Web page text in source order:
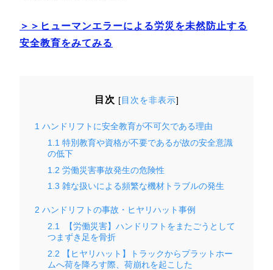
＞＞ヒューマンエラーによる労災を未然防止する
安全教育をみてみる
目次 [目次を非表示]
1 ハンドリフトに安全教育が不可欠である理由
1.1 特別教育や資格が不要であるが故の安全意識
の低下
1.2 労働災害事故発生の危険性
1.3 雑な扱いによる頻繁な機材トラブルの発生
2 ハンドリフトの事故・ヒヤリハット事例
2.1
【労働災害】ハンドリフトをまたごうとして
つまずき足を骨折
2.2 【ヒヤリハット】トラックからプラットホー
ムへ荷を降ろす際、荷崩れを起こした